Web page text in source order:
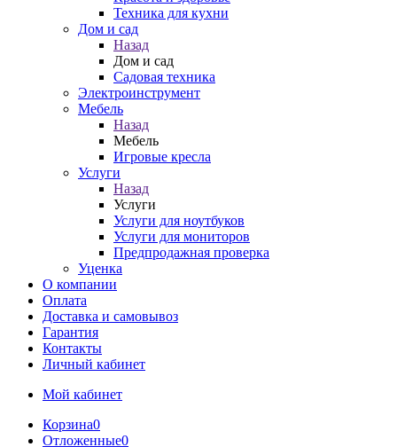
Техника для кухни
Дом и сад
Назад
Дом и сад
Садовая техника
Электроинструмент
Мебель
Назад
Мебель
Игровые кресла
Услуги
Назад
Услуги
Услуги для ноутбуков
Услуги для мониторов
Предпродажная проверка
Уценка
О компании
Оплата
Доставка и самовывоз
Гарантия
Контакты
Личный кабинет
Мой кабинет
Корзина0
Отложенные0